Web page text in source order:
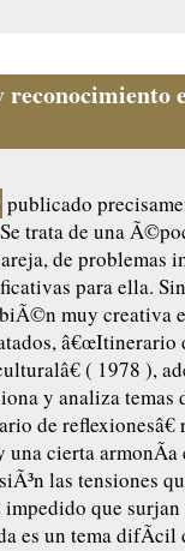
publicado
trata de una
de problemas
para ella.
muy creativa
â€œItinerario
( 1978 ),
y analiza temas
de reflexionesâ€
una cierta
las tensiones
que
es un tema difÃ­cil